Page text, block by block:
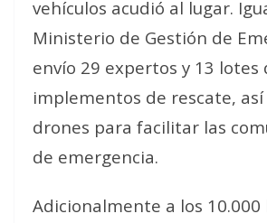
vehículos acudió al lugar.
Ministerio de Gestión de
envío 29 expertos y 13 lotes
implementos de rescate, así
drones para facilitar las
de emergencia.
Adicionalmente a los 10.000